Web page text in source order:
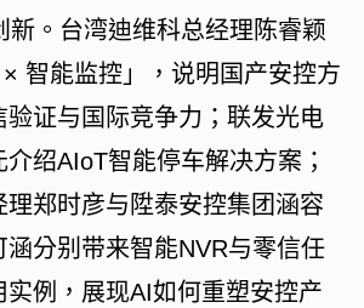
新。台湾迪维科总经理陈睿颖
智能监控」，说明国产安控方
验证与国际竞争力；联发光电
绍AIoT智能停车解决方案；
郑时彦与陞泰安控集团涵容
分别带来智能NVR与零信任
实例，展现AI如何重塑安控产